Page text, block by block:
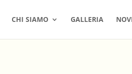
CHI SIAMO GALLERIA